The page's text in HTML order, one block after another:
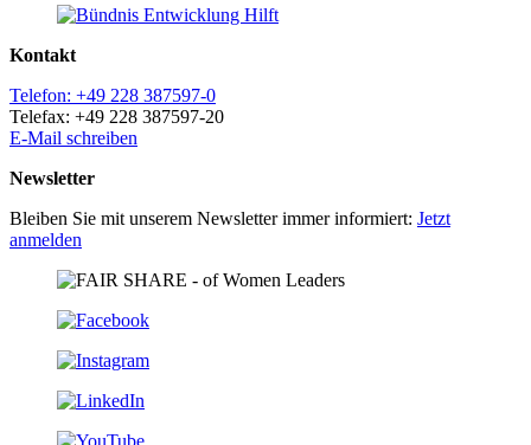
Kontakt
Telefon: +49 228 387597-0
Telefax: +49 228 387597-20
E-Mail schreiben
Newsletter
Bleiben Sie mit unserem Newsletter immer informiert: Jetzt
anmelden